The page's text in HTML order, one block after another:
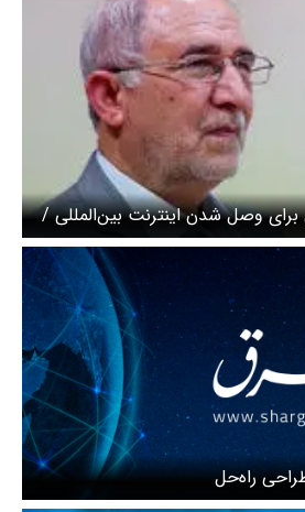
وصل شدن اینترنت بین‌المللی /
حمله به ایران است
راه‌حل